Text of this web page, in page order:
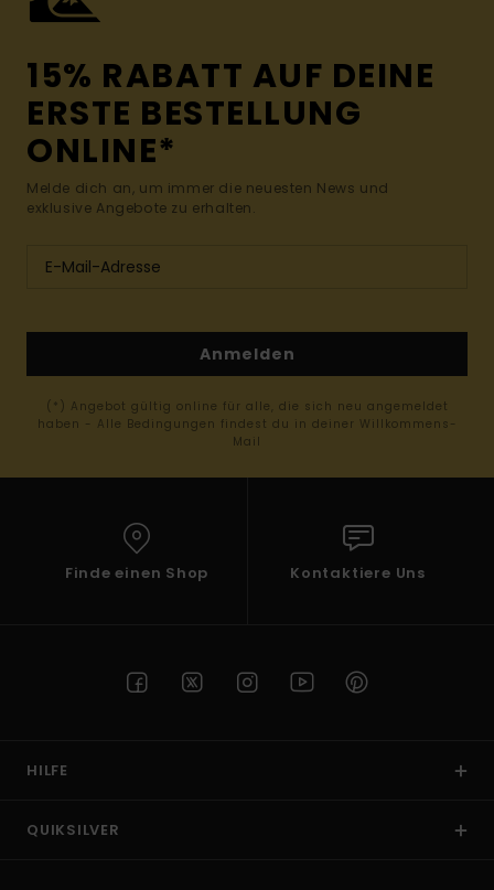
15% RABATT AUF DEINE
ERSTE BESTELLUNG
ONLINE*
Melde dich an, um immer die neuesten News und
exklusive Angebote zu erhalten.
Anmelden
(*) Angebot gültig online für alle, die sich neu angemeldet
haben - Alle Bedingungen findest du in deiner Willkommens-
Mail
Finde einen Shop Kontaktiere Uns
HILFE
QUIKSILVER